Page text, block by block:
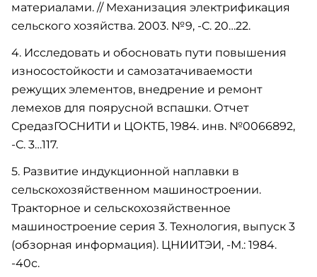
материалами. // Механизация электрификация
сельского хозяйства. 2003. №9, -С. 20…22.
4. Исследовать и обосновать пути повышения
износостойкости и самозатачиваемости
режущих элементов, внедрение и ремонт
лемехов для поярусной вспашки. Отчет
СредазГОСНИТИ и ЦОКТБ, 1984. инв. №0066892,
-С. 3…117.
5. Развитие индукционной наплавки в
сельскохозяйственном машиностроении.
Тракторное и сельскохозяйственное
машиностроение серия 3. Технология, выпуск 3
(обзорная информация). ЦНИИТЭИ, -М.: 1984.
-40с.